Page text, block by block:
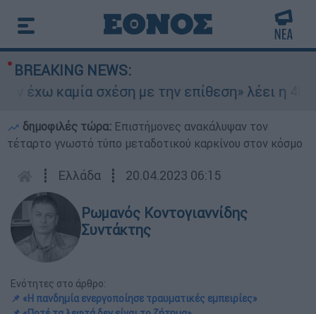
BREAKING NEWS:
καμία σχέση με την επίθεση» λέει η
δημοφιλές τώρα: Επιστήμονες ανακάλυψαν τον
τέταρτο γνωστό τύπο μεταδοτικού καρκίνου στον κόσμο
┋ Ελλάδα ┋ 20.04.2023 06:15
Ρωμανός Κοντογιαννίδης
Συντάκτης
Ενότητες στο άρθρο:
📌 «Η πανδημία ενεργοποίησε τραυματικές εμπειρίες»